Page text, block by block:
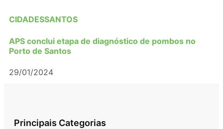
CIDADESSANTOS
APS conclui etapa de diagnóstico de pombos no
Porto de Santos
29/01/2024
Principais Categorias